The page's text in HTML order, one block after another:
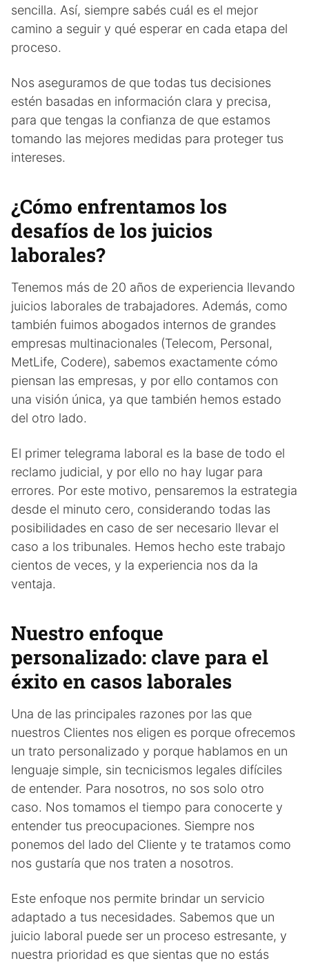
sencilla. Así, siempre sabés cuál es el mejor
camino a seguir y qué esperar en cada etapa del
proceso.
Nos aseguramos de que todas tus decisiones
estén basadas en información clara y precisa,
para que tengas la confianza de que estamos
tomando las mejores medidas para proteger tus
intereses.
¿Cómo enfrentamos los
desafíos de los juicios
laborales?
Tenemos más de 20 años de experiencia llevando
juicios laborales de trabajadores. Además, como
también fuimos abogados internos de grandes
empresas multinacionales (Telecom, Personal,
MetLife, Codere), sabemos exactamente cómo
piensan las empresas, y por ello contamos con
una visión única, ya que también hemos estado
del otro lado.
El primer telegrama laboral es la base de todo el
reclamo judicial, y por ello no hay lugar para
errores. Por este motivo, pensaremos la estrategia
desde el minuto cero, considerando todas las
posibilidades en caso de ser necesario llevar el
caso a los tribunales. Hemos hecho este trabajo
cientos de veces, y la experiencia nos da la
ventaja.
Nuestro enfoque
personalizado: clave para el
éxito en casos laborales
Una de las principales razones por las que
nuestros Clientes nos eligen es porque ofrecemos
un trato personalizado y porque hablamos en un
lenguaje simple, sin tecnicismos legales difíciles
de entender. Para nosotros, no sos solo otro
caso. Nos tomamos el tiempo para conocerte y
entender tus preocupaciones. Siempre nos
ponemos del lado del Cliente y te tratamos como
nos gustaría que nos traten a nosotros.
Este enfoque nos permite brindar un servicio
adaptado a tus necesidades. Sabemos que un
juicio laboral puede ser un proceso estresante, y
nuestra prioridad es que sientas que no estás